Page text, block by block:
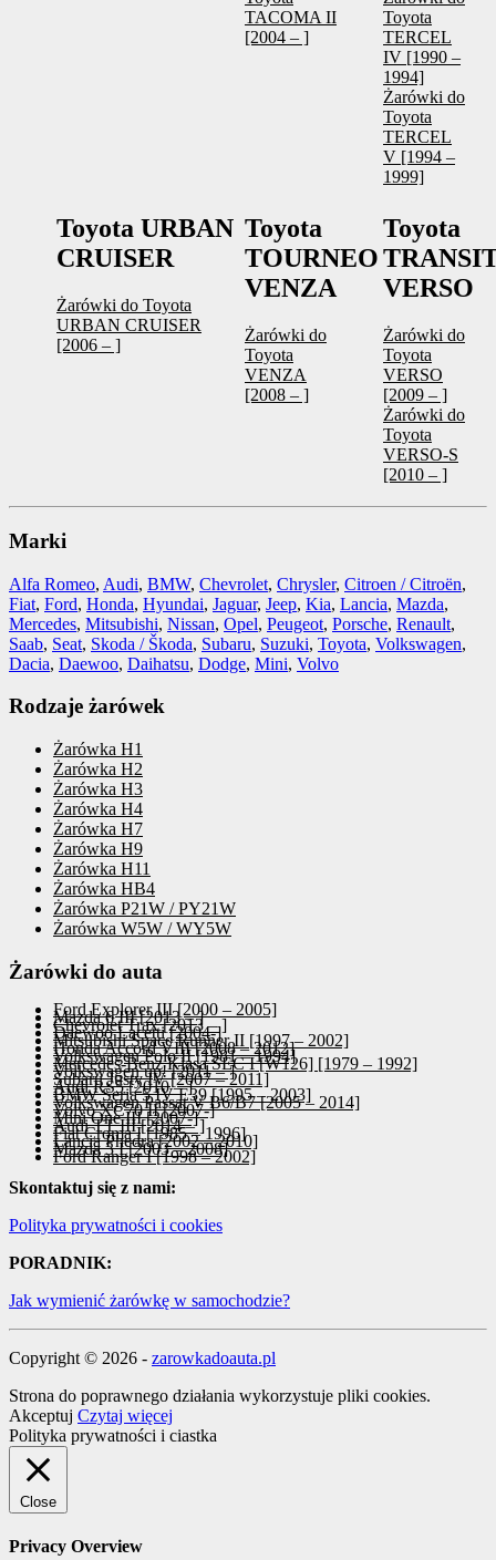
TACOMA II
[2004 – ]
Toyota
TERCEL
IV [1990 –
1994]
Żarówki do
Toyota
TERCEL
V [1994 –
1999]
Toyota URBAN
CRUISER
Żarówki do Toyota
URBAN CRUISER
[2006 – ]
Toyota
TOURNEO
VENZA
Żarówki do
Toyota
VENZA
[2008 – ]
Toyota
VERSO
Żarówki do
Toyota
VERSO
[2009 – ]
Żarówki do
Toyota
VERSO-S
[2010 – ]
Marki
Alfa Romeo, Audi, BMW, Chevrolet, Chrysler, Citroen / Citroën,
Fiat, Ford, Honda, Hyundai, Jaguar, Jeep, Kia, Lancia, Mazda,
Mercedes, Mitsubishi, Nissan, Opel, Peugeot, Porsche, Renault,
Saab, Seat, Skoda / Škoda, Subaru, Suzuki, Toyota, Volkswagen,
Dacia, Daewoo, Daihatsu, Dodge, Mini, Volvo
Rodzaje żarówek
Żarówka H1
Żarówka H2
Żarówka H3
Żarówka H4
Żarówka H7
Żarówka H9
Żarówka H11
Żarówka HB4
Żarówka P21W / PY21W
Żarówka W5W / WY5W
Żarówki do auta
Ford Explorer III [2000 – 2005]
Mazda 6 III [2013 – ]
Chevrolet Trax [2013 – ]
Daewoo Lacetti [2004-]
Mitsubishi Space Runner II [1997 – 2002]
Honda Accord VIII [2008 – 2012]
Volkswagen Polo II [1981 – 1994]
Mercedes-Benz Klasa SEC I [W126] [1979 – 1992]
Volkswagen up! [2011 – ]
Subaru Justy IV [2007 – 2011]
Audi RS5 [2010 – ]
BMW Seria 5 IV E39 [1995 – 2003]
Volkswagen Passat V B6/B7 [2005 – 2014]
Volvo XC70 II [2007-]
Mini One III [2007-]
Audi TT III [2014 – ]
Fiat Croma I [1985 – 1996]
Lancia Phedra [2002 – 2010]
Mazda 3 I [2003 – 2008]
Ford Ranger I [1998 – 2002]
Skontaktuj się z nami:
Polityka prywatności i cookies
PORADNIK:
Jak wymienić żarówkę w samochodzie?
Copyright © 2026 - zarowkadoauta.pl
Strona do poprawnego działania wykorzystuje pliki cookies.
Akceptuj Czytaj więcej
Polityka prywatności i ciastka
Close
Privacy Overview